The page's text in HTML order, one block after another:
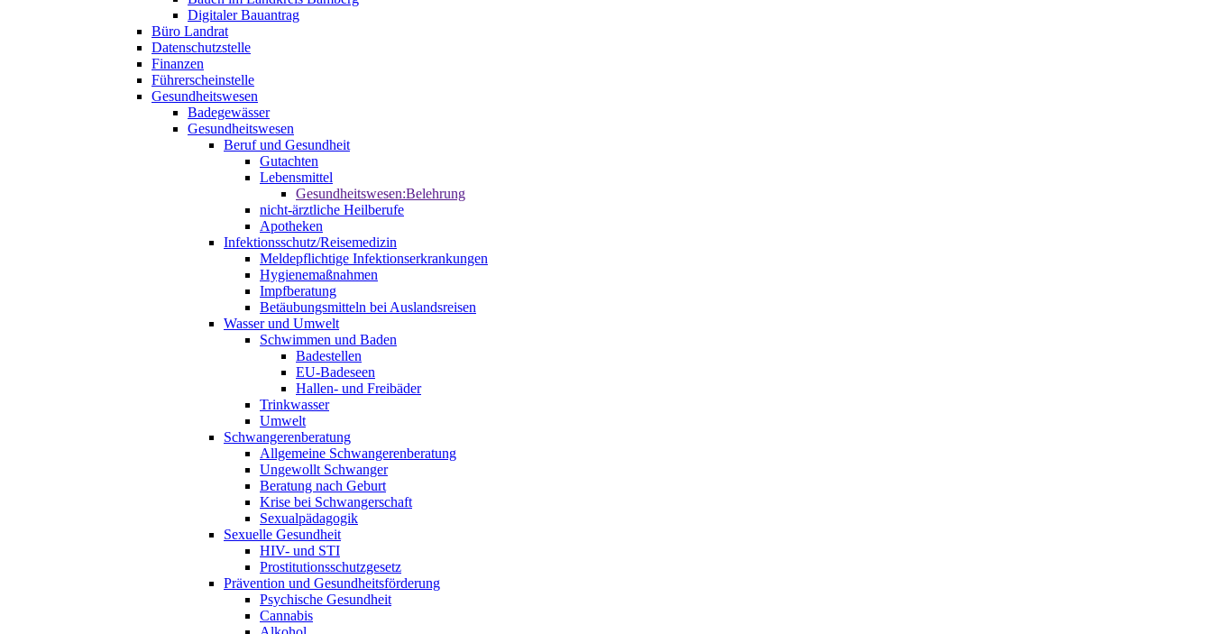
Digitaler Bauantrag
Büro Landrat
Datenschutzstelle
Finanzen
Führerscheinstelle
Gesundheitswesen
Badegewässer
Gesundheitswesen
Beruf und Gesundheit
Gutachten
Lebensmittel
Gesundheitswesen:Belehrung
nicht-ärztliche Heilberufe
Apotheken
Infektionsschutz/Reisemedizin
Meldepflichtige Infektionserkrankungen
Hygienemaßnahmen
Impfberatung
Betäubungsmitteln bei Auslandsreisen
Wasser und Umwelt
Schwimmen und Baden
Badestellen
EU-Badeseen
Hallen- und Freibäder
Trinkwasser
Umwelt
Schwangerenberatung
Allgemeine Schwangerenberatung
Ungewollt Schwanger
Beratung nach Geburt
Krise bei Schwangerschaft
Sexualpädagogik
Sexuelle Gesundheit
HIV- und STI
Prostitutionsschutzgesetz
Prävention und Gesundheitsförderung
Psychische Gesundheit
Cannabis